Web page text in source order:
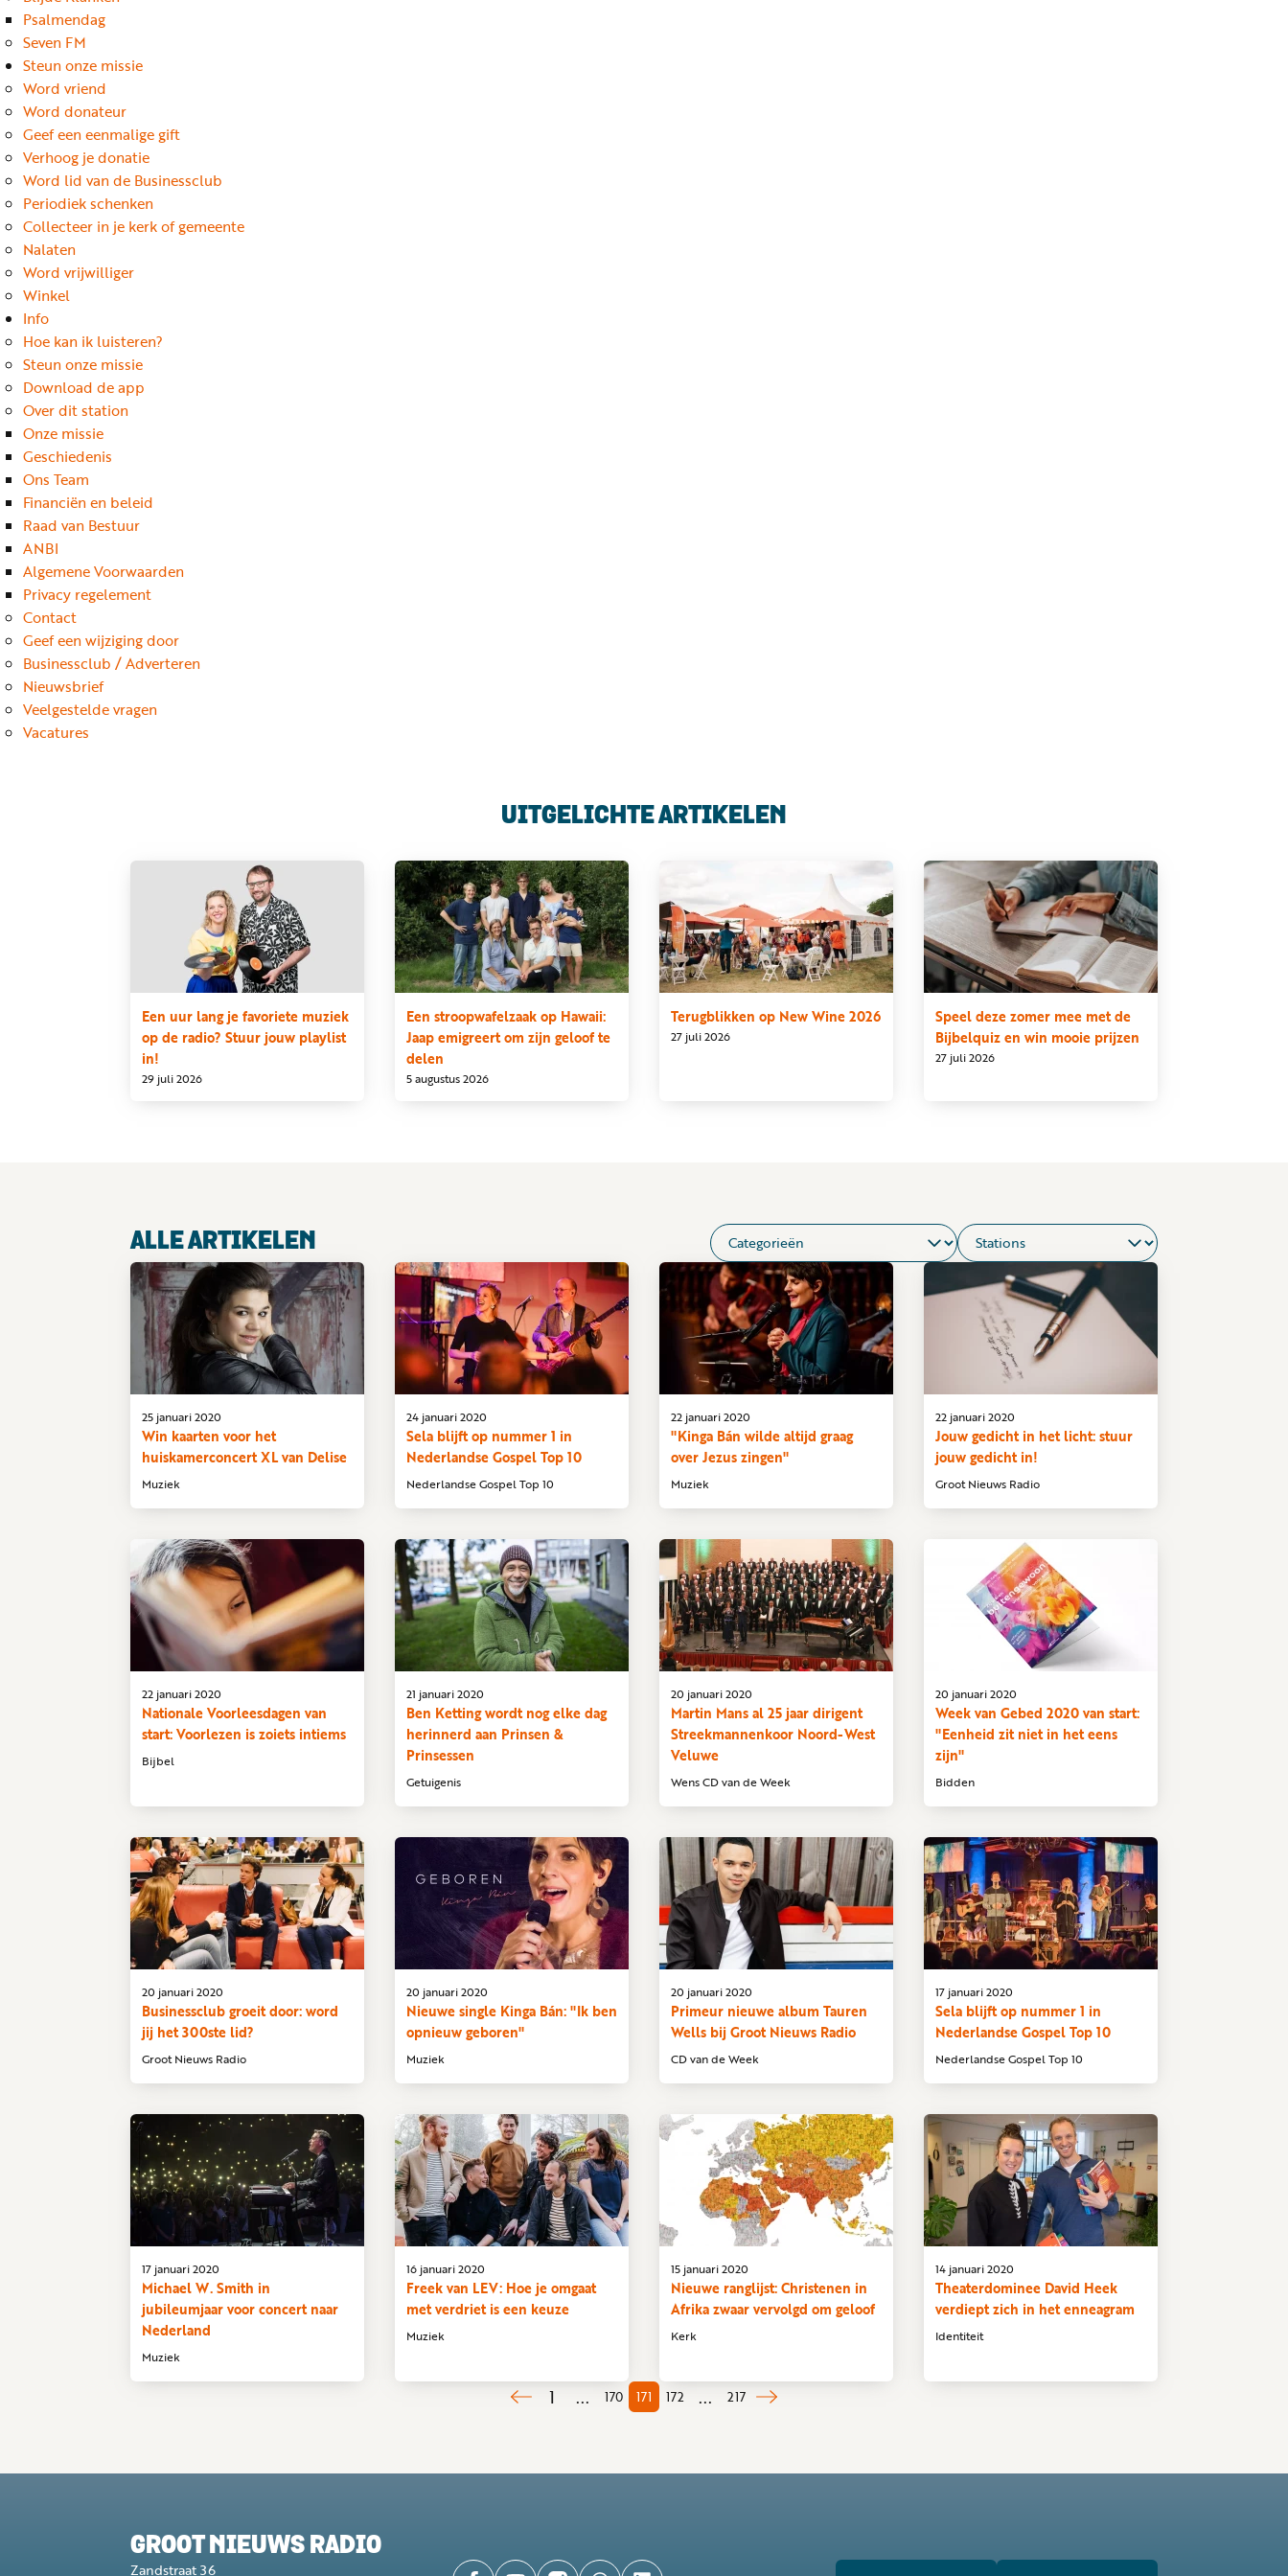
Psalmendag
Seven FM
Steun onze missie
Word vriend
Word donateur
Geef een eenmalige gift
Verhoog je donatie
Word lid van de Businessclub
Periodiek schenken
Collecteer in je kerk of gemeente
Nalaten
Word vrijwilliger
Winkel
Info
Hoe kan ik luisteren?
Steun onze missie
Download de app
Over dit station
Onze missie
Geschiedenis
Ons Team
Financiën en beleid
Raad van Bestuur
ANBI
Algemene Voorwaarden
Privacy regelement
Contact
Geef een wijziging door
Businessclub / Adverteren
Nieuwsbrief
Veelgestelde vragen
Vacatures
UITGELICHTE ARTIKELEN
29 juli 2026
Een uur lang je favoriete muziek
op de radio? Stuur jouw playlist
in!
5 augustus 2026
Een stroopwafelzaak op Hawaii:
Jaap emigreert om zijn geloof te
delen
27 juli 2026
Terugblikken op New Wine 2026
27 juli 2026
Speel deze zomer mee met de
Bijbelquiz en win mooie prijzen
ALLE ARTIKELEN
Muziek
Win kaarten voor het
huiskamerconcert XL van Delise
25 januari 2020
Nederlandse Gospel Top 10
Sela blijft op nummer 1 in
Nederlandse Gospel Top 10
24 januari 2020
Muziek
"Kinga Bán wilde altijd graag
over Jezus zingen"
22 januari 2020
Groot Nieuws Radio
Jouw gedicht in het licht: stuur
jouw gedicht in!
22 januari 2020
Bijbel
Nationale Voorleesdagen van
start: Voorlezen is zoiets intiems
22 januari 2020
Getuigenis
Ben Ketting wordt nog elke dag
herinnerd aan Prinsen &
Prinsessen
21 januari 2020
Wens CD van de Week
Martin Mans al 25 jaar dirigent
Streekmannenkoor Noord-West
Veluwe
20 januari 2020
Bidden
Week van Gebed 2020 van start:
"Eenheid zit niet in het eens
zijn"
20 januari 2020
Groot Nieuws Radio
Businessclub groeit door: word
jij het 300ste lid?
20 januari 2020
Muziek
Nieuwe single Kinga Bán: "Ik ben
opnieuw geboren"
20 januari 2020
CD van de Week
Primeur nieuwe album Tauren
Wells bij Groot Nieuws Radio
20 januari 2020
Nederlandse Gospel Top 10
Sela blijft op nummer 1 in
Nederlandse Gospel Top 10
17 januari 2020
Muziek
Michael W. Smith in
jubileumjaar voor concert naar
Nederland
17 januari 2020
Muziek
Freek van LEV: Hoe je omgaat
met verdriet is een keuze
16 januari 2020
Kerk
Nieuwe ranglijst: Christenen in
Afrika zwaar vervolgd om geloof
15 januari 2020
Identiteit
Theaterdominee David Heek
verdiept zich in het enneagram
14 januari 2020
1 ... 170 171 172 ... 217
GROOT NIEUWS RADIO
Zandstraat 36
nu
vriend
Businessclub
Adverteren
Winkel
Privacy
reglement
Algemene
voorwaarden